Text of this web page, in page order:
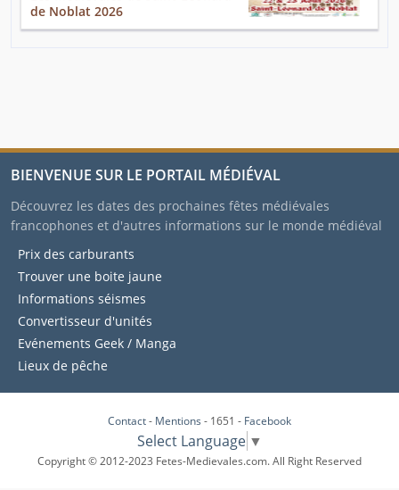
de Noblat 2026
BIENVENUE SUR LE PORTAIL MÉDIÉVAL
Découvrez les dates des prochaines fêtes médiévales
francophones et d'autres informations sur le monde médiéval
Prix des carburants
Trouver une boite jaune
Informations séismes
Convertisseur d'unités
Evénements Geek / Manga
Lieux de pêche
Contact- Mentions - 1651 - Facebook
Select Language ▼
Copyright © 2012-2023 Fetes-Medievales.com. All Right Reserved